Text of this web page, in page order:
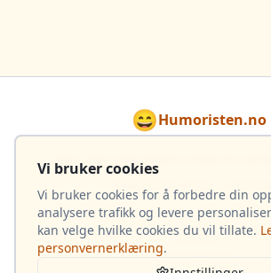
😄Humoristen.no
Gjør hver dag lysere med en
Totalt 4 033 vitser i
Om oss
Kontakt oss
Vi bruker cookies
Vi bruker cookies for å forbedre din
analysere trafikk og levere
kan velge hvilke cookies du vil tillate.
personvernerklæring.